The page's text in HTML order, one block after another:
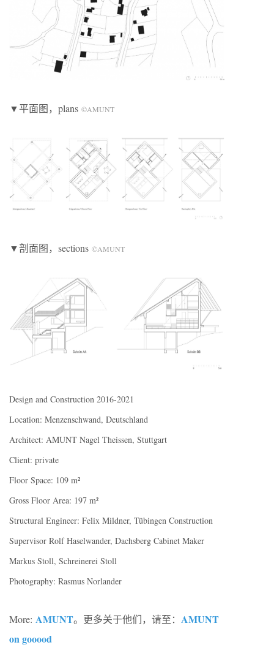
▼平面图，plans ©AMUNT
▼剖面图，sections ©AMUNT
Design and Construction 2016-2021
Location: Menzenschwand, Deutschland
Architect: AMUNT Nagel Theissen, Stuttgart
Client: private
Floor Space: 109 m²
Gross Floor Area: 197 m²
Structural Engineer: Felix Mildner, Tübingen Construction
Supervisor Rolf Haselwander, Dachsberg Cabinet Maker
Markus Stoll, Schreinerei Stoll
Photography: Rasmus Norlander
More: AMUNT。更多关于他们，请至： AMUNT
on gooood